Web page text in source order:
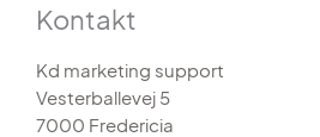
Kontakt
Kd marketing support
Vesterballevej 5
7000 Fredericia